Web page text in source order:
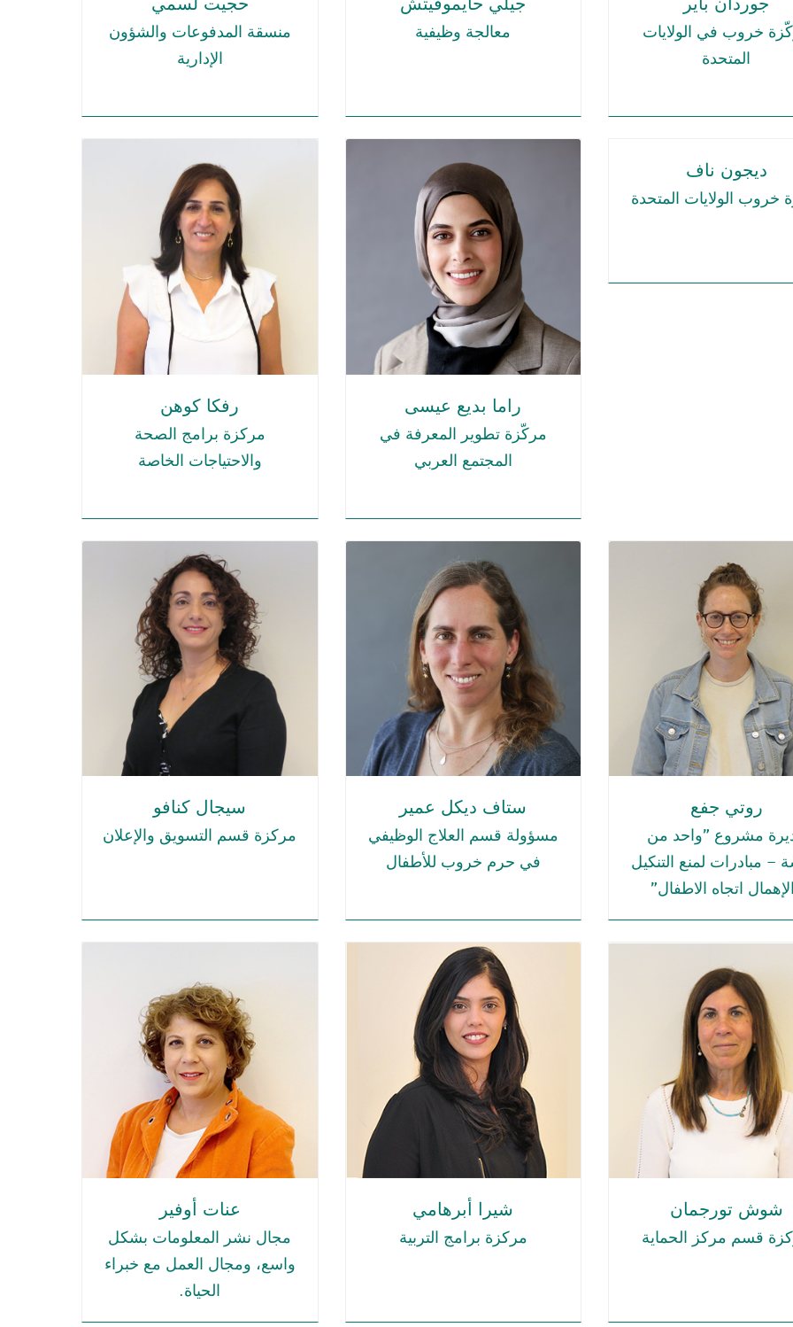
خروب في الولايات
المتحدة
معالجة وظيفية
منسقة المدفوعات والشؤون
الإدارية
ديجون ناف
خروب الولايات المتحدة
راما بديع عيسى
مركّزة تطوير المعرفة في
المجتمع العربي
رفكا كوهن
مركزة برامج الصحة
والاحتياجات الخاصة
روتي جفع
مشروع "واحد من
– مبادرات لمنع التنكيل
اتجاه الاطفال"
ستاف ديكل عمير
مسؤولة قسم العلاج الوظيفي
في حرم خروب للأطفال
سيجال كنافو
مركزة قسم التسويق والإعلان
شوش تورجمان
قسم مركز الحماية
شيرا أبرهامي
مركزة برامج التربية
عنات أوفير
مجال نشر المعلومات بشكل
واسع، ومجال العمل مع خبراء
الحياة.